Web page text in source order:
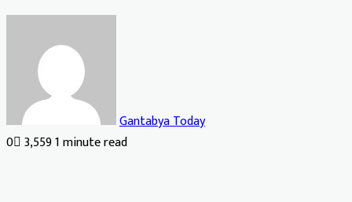
Gantabya Today
0 3,5591 minute read